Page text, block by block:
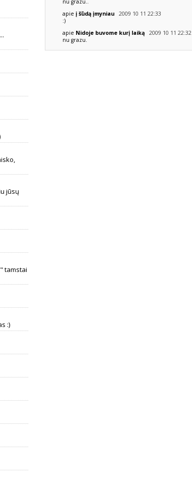
jūsų
tamstai
:)
nu grazu..
apie į šūdą įmyniau 2009 10 11 22:33
:)
apie Nidoje buvome kurį laiką 2009 10 11 22:32
nu grazu.